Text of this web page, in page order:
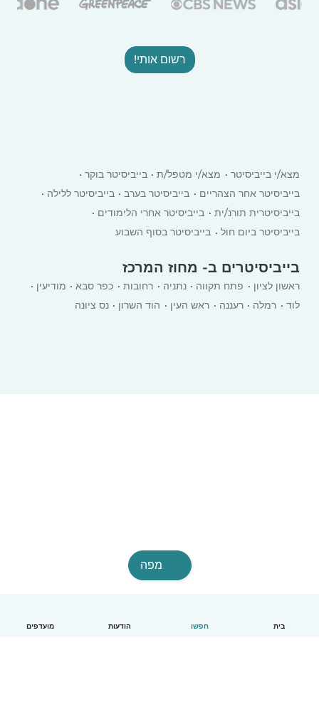
בית חפשו הודעות מועדפים
רשום אותי!
מצא/י בייביסיטר מצא/י מטפל/ת
בייביסיטר בוקר
בייביסיטר אחר הצהריים
בייביסיטר בערב
בייביסיטר ללילה
בייביסיטרית תורנ/ית
בייביסיטר אחרי הלימודים
בייביסיטר ביום חול
בייביסיטר בסוף השבוע
בייביסיטרים ב- מחוז המרכז
ראשון לציון פתח תקווה נתניה רחובות כפר סבא
מודיעין
לוד
רמלה רעננה ראש העין הוד השרון נס ציונה
מפה